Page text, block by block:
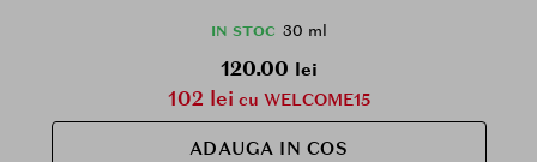
IN STOC 30 ml
120.00 lei
102 lei cu WELCOME15
ADAUGA IN COS